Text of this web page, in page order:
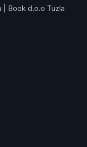
| Book d.o.o Tuzla